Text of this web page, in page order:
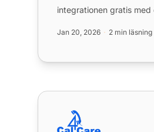
integrationen gratis
Jan 20, 2026 2 min läsning
Cal4Care